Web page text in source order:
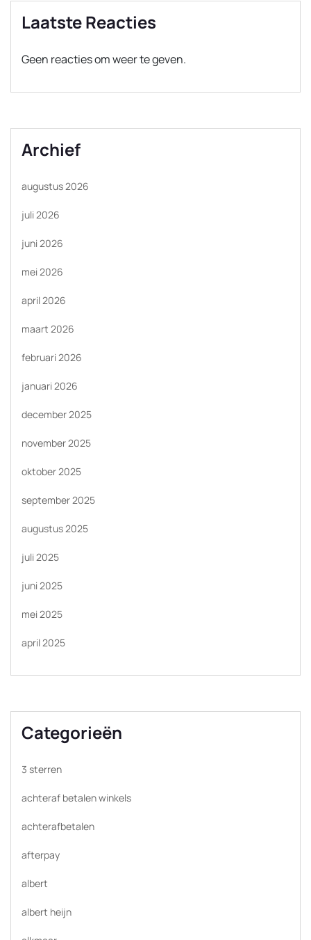
Laatste Reacties
Geen reacties om weer te geven.
Archief
augustus 2026
juli 2026
juni 2026
mei 2026
april 2026
maart 2026
februari 2026
januari 2026
december 2025
november 2025
oktober 2025
september 2025
augustus 2025
juli 2025
juni 2025
mei 2025
april 2025
Categorieën
3 sterren
achteraf betalen winkels
achterafbetalen
afterpay
albert
albert heijn